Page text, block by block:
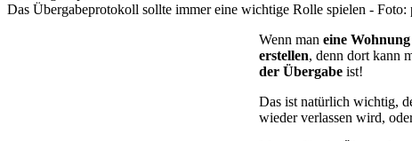
Das Übergabeprotokoll sollte immer eine wichtige Rolle spielen - Foto:
Wenn man eine
erstellen, denn dort kann
der Übergabe ist!
Das ist natürlich wichtig,
wieder verlassen wird,